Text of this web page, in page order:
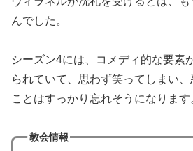
んでした。
シーズン4には、コメディ的な要素
られていて、思わず笑ってしまい
ことはすっかり忘れそうになります
教会情報